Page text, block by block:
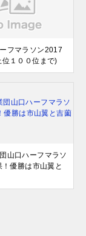
フマラソン2017
１００位まで)
山口ハーフマラソ
優勝は市山翼と